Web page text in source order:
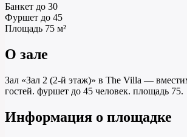
Банкет до 30
Фуршет до 45
Площадь 75 м²
О зале
Зал «Зал 2 (2-й этаж)» в The Villa —
гостей. фуршет до 45 человек. площадь 75.
Информация о площадке